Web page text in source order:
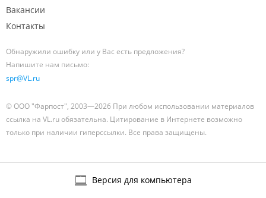
Вакансии
Контакты
Обнаружили ошибку или у Вас есть предложения?
Напишите нам письмо:
spr@VL.ru
© ООО "Фарпост", 2003—2026 При любом использовании материалов
ссылка на VL.ru обязательна. Цитирование в Интернете возможно
только при наличии гиперссылки. Все права защищены.
Версия для компьютера